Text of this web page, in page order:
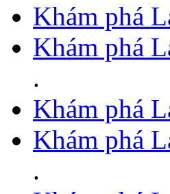
Khám phá
Khám phá
.
Khám phá
Khám phá
.